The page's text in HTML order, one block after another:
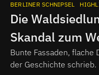
BERLINER SCHNIPSEL
Die
Skandal zum
Schnipsel
Bunte Fassaden,
der Geschichte schrieb.